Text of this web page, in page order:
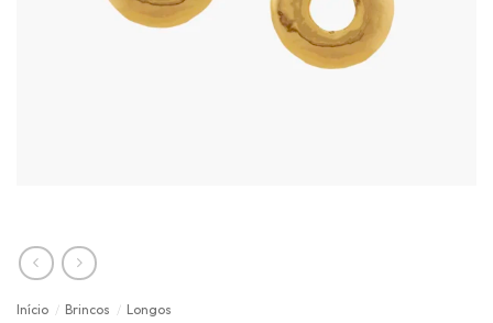
Início / Brincos / Longos